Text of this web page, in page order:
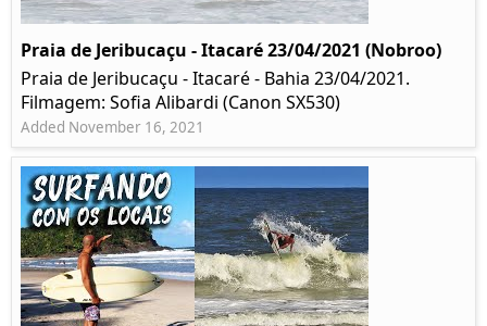
Praia de Jeribucaçu - Itacaré 23/04/2021 (Nobroo)
Praia de Jeribucaçu - Itacaré - Bahia 23/04/2021.
Filmagem: Sofia Alibardi (Canon SX530)
Added November 16, 2021